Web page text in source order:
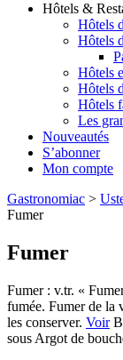
Hôtels &
Hôtels
Hôtels
Hôtels
Hôtels
Hôtels
Les
Nouveautés
S’abonner
Mon compte
Gastronomiac >
Fumer
Fumer
Fumer : v.tr. «
fumée. Fumer de la
les conserver. Voir
sous Argot de